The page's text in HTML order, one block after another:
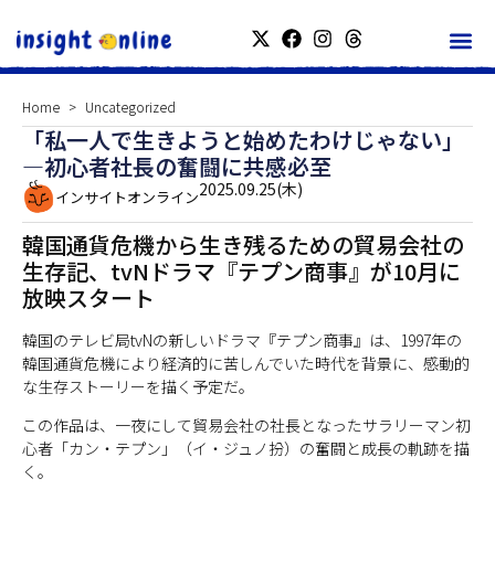
Home Uncategorized
「私一人で生きようと始めたわけじゃない」
—初心者社長の奮闘に共感必至
インサイトオンライン2025.09.25(木)
韓国通貨危機から生き残るための貿易会社の
生存記、tvNドラマ『テプン商事』が10月に
放映スタート
韓国のテレビ局tvNの新しいドラマ『テプン商事』は、1997年の
韓国通貨危機により経済的に苦しんでいた時代を背景に、感動的
な生存ストーリーを描く予定だ。
この作品は、一夜にして貿易会社の社長となったサラリーマン初
心者「カン・テプン」（イ・ジュノ扮）の奮闘と成長の軌跡を描
く。